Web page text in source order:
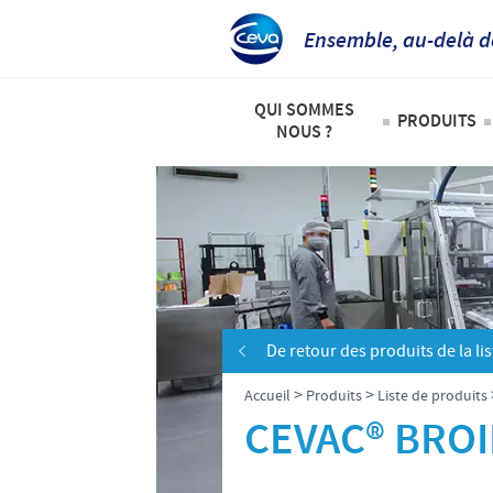
Ensemble, au-delà
QUI SOMMES
NOUS ?
Ceva Afrique Intertropicale
Aperçu de la société
Notre mission
Nos activités
Nos valeurs
Contacts équipe Ceva
PRODUITS
Liste
Bovins
Ovins –
Volailles
De retour des produits de la
Accueil > Produits> Liste de produits
CEVAC®